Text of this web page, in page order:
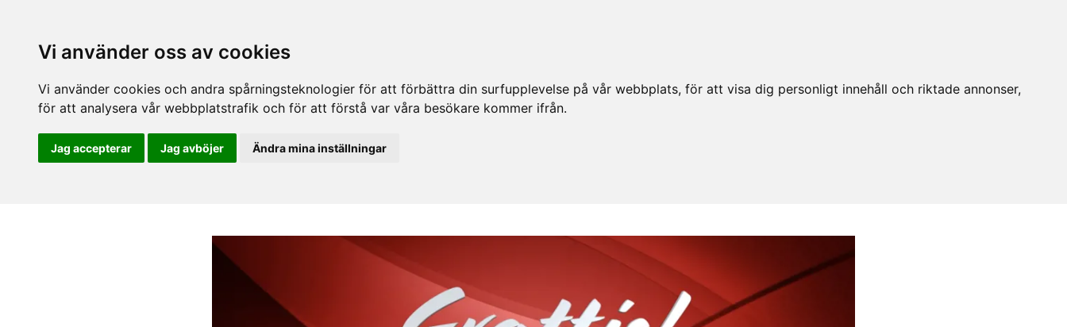
Vi använder oss av cookies
Vi använder cookies och andra spårningsteknologier för att förbättra din surfupplevelse på vår webbplats, för att visa dig personligt innehåll och riktade annonser,
för att analysera vår webbplatstrafik och för att förstå var våra besökare kommer ifrån.
Jag accepterar Jag avböjer Ändra mina inställningar